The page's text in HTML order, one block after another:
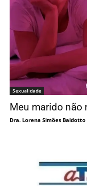
Sexualidade
Meu marido não
Dra. Lorena Simões Baldotto